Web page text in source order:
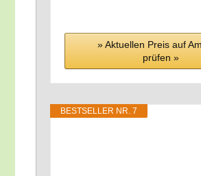
» Aktu­el­len Preis auf
prü­fen »
BEST­SEL­LER NR. 7